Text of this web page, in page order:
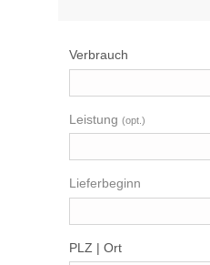
Verbrauch
Leistung
Lieferbeginn
PLZ | Ort